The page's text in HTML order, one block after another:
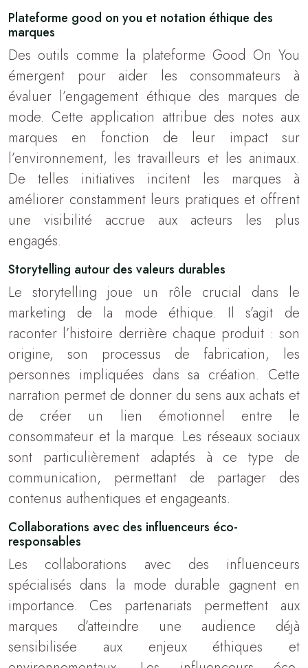
Plateforme good on you et notation éthique des
marques
Des outils comme la plateforme Good On You
émergent pour aider les consommateurs à
évaluer l’engagement éthique des marques de
mode. Cette application attribue des notes aux
marques en fonction de leur impact sur
l’environnement, les travailleurs et les animaux.
De telles initiatives incitent les marques à
améliorer constamment leurs pratiques et offrent
une visibilité accrue aux acteurs les plus
engagés.
Storytelling autour des valeurs durables
Le storytelling joue un rôle crucial dans le
marketing de la mode éthique. Il s’agit de
raconter l’histoire derrière chaque produit : son
origine, son processus de fabrication, les
personnes impliquées dans sa création. Cette
narration permet de donner du sens aux achats et
de créer un lien émotionnel entre le
consommateur et la marque. Les réseaux sociaux
sont particulièrement adaptés à ce type de
communication, permettant de partager des
contenus authentiques et engageants.
Collaborations avec des influenceurs éco-
responsables
Les collaborations avec des influenceurs
spécialisés dans la mode durable gagnent en
importance. Ces partenariats permettent aux
marques d’atteindre une audience déjà
sensibilisée aux enjeux éthiques et